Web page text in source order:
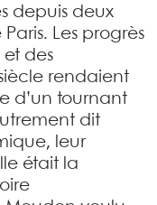
depuis deux
Les progrès
et des
rendaient
d’un tournant
dit
leur
était la